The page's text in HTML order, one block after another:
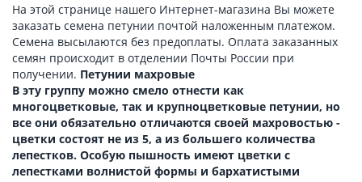
На этой странице нашего Интернет-магазина Вы можете
заказать семена петунии почтой наложенным платежом.
Семена высылаются без предоплаты. Оплата заказанных
семян происходит в отделении Почты России при
получении. Петунии махровые
В эту группу можно смело отнести как
многоцветковые, так и крупноцветковые петунии, но
все они обязательно отличаются своей махровостью -
цветки состоят не из 5, а из большего количества
лепестков. Особую пышность имеют цветки с
лепестками волнистой формы и бархатистыми